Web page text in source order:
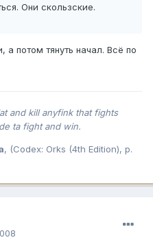
Они скользские.
потом тянуть начал. Всё по
and kill anyfink that fights
ta fight and win.
, (Codex: Orks (4th Edition), p.